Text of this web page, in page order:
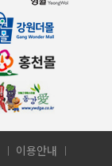
이용안내